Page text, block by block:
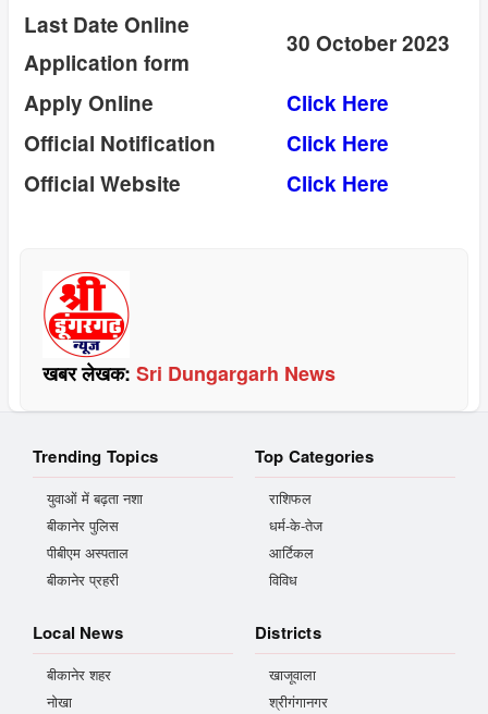
Last Date Online
Application form
30 October 2023
Apply Online
Click Here
Official Notification
Click Here
Official Website
Click Here
खबर लेखक: Sri Dungargarh News
Trending Topics
युवाओं में बढ़ता नशा
बीकानेर पुलिस
पीबीएम अस्पताल
बीकानेर प्रहरी
Top Categories
राशिफल
धर्म-के-तेज
आर्टिकल
विविध
Local News
बीकानेर शहर
नोखा
Districts
खाजूवाला
श्रीगंगानगर